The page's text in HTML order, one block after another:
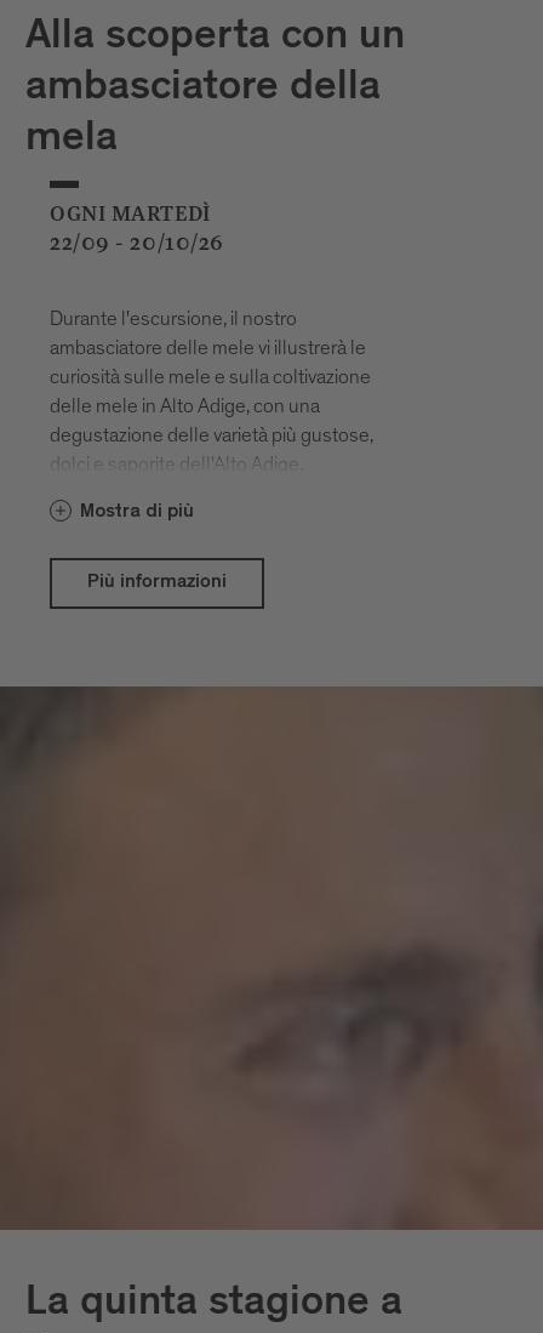
Alla scoperta con un
ambasciatore della
mela
OGNI MARTEDÌ
22/09 - 20/10/26
Durante l'escursione, il nostro
ambasciatore delle mele vi illustrerà le
curiosità sulle mele e sulla coltivazione
delle mele in Alto Adige, con una
degustazione delle varietà più gustose,
dolci e saporite dell'Alto Adige.
Mostra di più
Più informazioni
La quinta stagione a